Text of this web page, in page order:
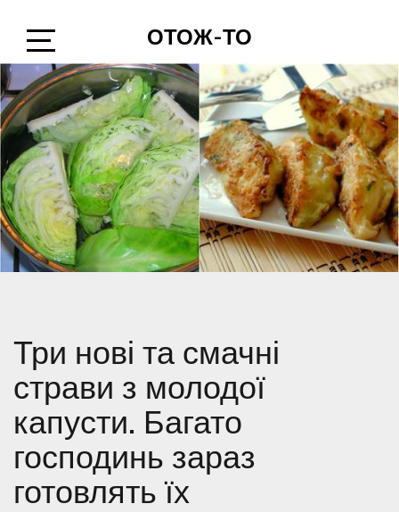
content
Open
Sidebar
ОТОЖ-ТО
Три нові та смачні
страви з молодої
капусти. Багато
господинь зараз
готовлять їх